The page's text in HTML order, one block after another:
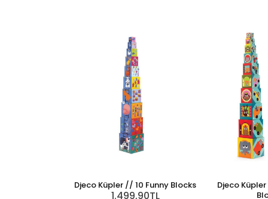
Djeco Küpler // 10 Funny Blocks
1.499,90TL
Djeco